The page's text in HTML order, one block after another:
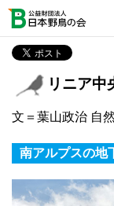
リニア中
文＝葉山政治 自
南アルプスの地